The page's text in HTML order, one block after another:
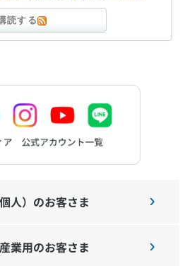
読する
人）のお客さま
業用のお客さま